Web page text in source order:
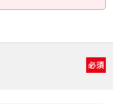
必須